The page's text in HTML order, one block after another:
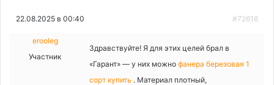
22.08.2025 в 00:40 #72616
erooleg
Участник
Здравствуйте! Я для этих целей брал в
«Гарант» — у них можно фанера березовая 1
сорт купить . Материал плотный,